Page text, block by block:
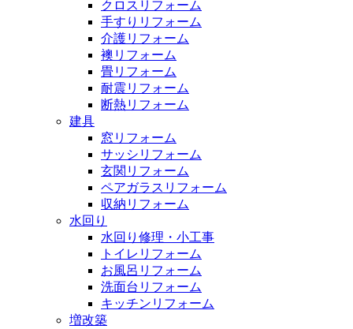
クロスリフォーム
手すりリフォーム
介護リフォーム
襖リフォーム
畳リフォーム
耐震リフォーム
断熱リフォーム
建具
窓リフォーム
サッシリフォーム
玄関リフォーム
ペアガラスリフォーム
収納リフォーム
水回り
水回り修理・小工事
トイレリフォーム
お風呂リフォーム
洗面台リフォーム
キッチンリフォーム
増改築